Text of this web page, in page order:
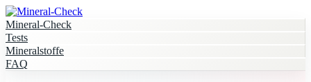
Mineral-Check
Tests
Mineralstoffe
FAQ